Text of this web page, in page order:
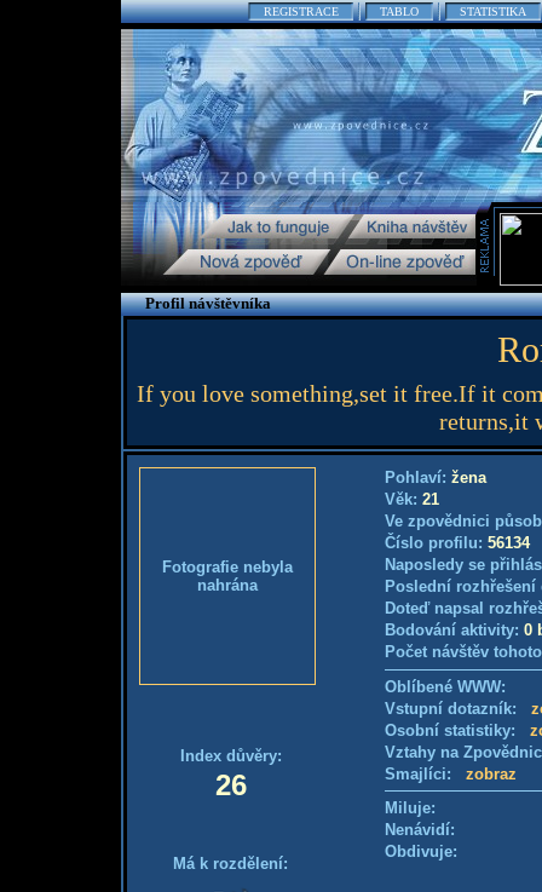
REGISTRACE TABLO STATISTIKA
Profil návštěvníka
If you love something,set it free.If it
returns,it
Fotografie nebyla
nahrána
Index důvěry:
26
Má k rozdělení:
Pohlaví: žena
Věk: 21
Ve zpovědnici
Číslo profilu: 56134
Naposledy se
Poslední
Doteď napsal
Bodování aktivity: 0
Počet návštěv
Oblíbené WWW:
Vstupní dotazník:
Osobní statistiky:
Vztahy na
Smajlíci: zobraz
Miluje:
Nenávidí:
Obdivuje: